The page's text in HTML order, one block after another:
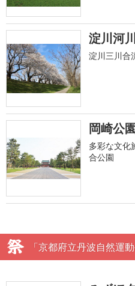
淀川河
淀川三川合
岡崎公
多彩な文化
合公園
「京都府立丹波自然運